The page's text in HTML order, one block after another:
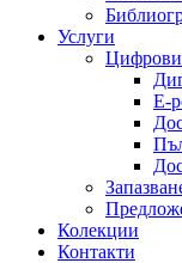
Услуги
Цифрови
Е-
Колекции
Контакти